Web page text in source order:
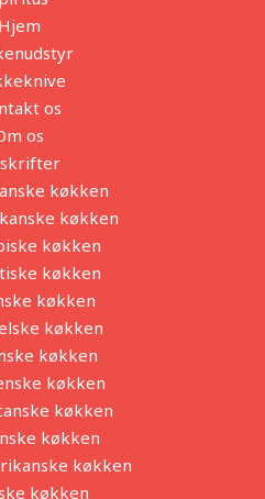
Hjem
os
os
køkken
køkken
køkken
køkken
køkken
køkken
køkken
køkken
køkken
køkken
køkken
køkken